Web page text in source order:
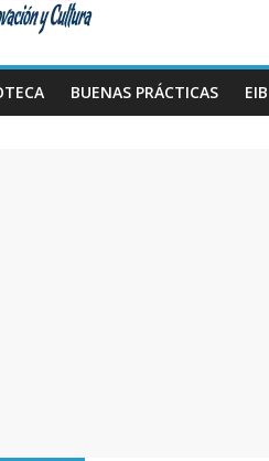
BUENAS PRÁCTICAS EIB